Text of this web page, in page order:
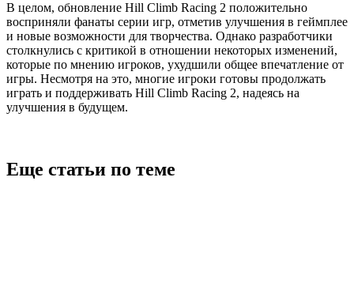
В целом, обновление Hill Climb Racing 2 положительно
восприняли фанаты серии игр, отметив улучшения в геймплее
и новые возможности для творчества. Однако разработчики
столкнулись с критикой в отношении некоторых изменений,
которые по мнению игроков, ухудшили общее впечатление от
игры. Несмотря на это, многие игроки готовы продолжать
играть и поддерживать Hill Climb Racing 2, надеясь на
улучшения в будущем.
Еще статьи по теме